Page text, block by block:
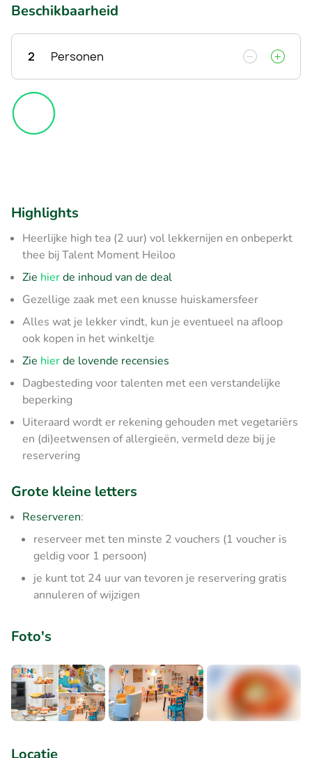
Beschikbaarheid
2 Personen
Highlights
Heerlijke high tea (2 uur) vol lekkernijen en onbeperkt
thee bij Talent Moment Heiloo
Zie hierde inhoud van de deal
Gezellige zaak met een knusse huiskamersfeer
Alles wat je lekker vindt, kun je eventueel na afloop
ook kopen in het winkeltje
Zie hierde lovende recensies
Dagbesteding voor talenten met een verstandelijke
beperking
Uiteraard wordt er rekening gehouden met vegetariërs
en (di)eetwensen of allergieën, vermeld deze bij je
reservering
Grote kleine letters
Reserveren:
reserveer met ten minste 2 vouchers (1 voucher is
geldig voor 1 persoon)
je kunt tot 24 uur van tevoren je reservering gratis
annuleren of wijzigen
Foto's
Locatie